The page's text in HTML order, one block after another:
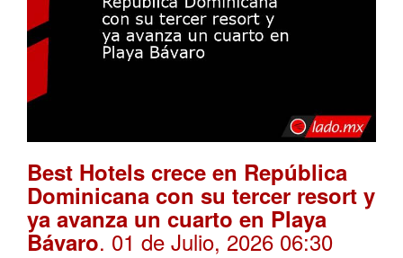
Best Hotels crece en República
Dominicana con su tercer resort y
ya avanza un cuarto en Playa
Bávaro. 01 de Julio, 2026 06:30